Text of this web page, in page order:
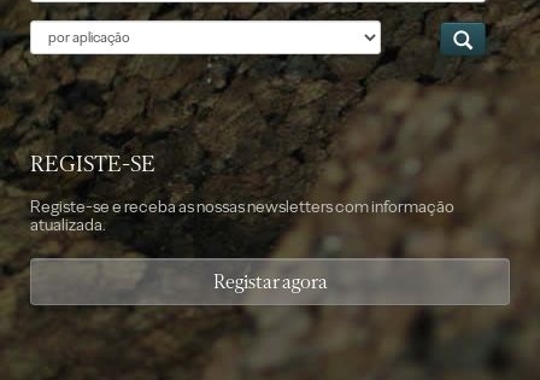
Aplicação
REGISTE-SE
Registe-se e receba as nossas newsletters com informação
atualizada.
Registar agora